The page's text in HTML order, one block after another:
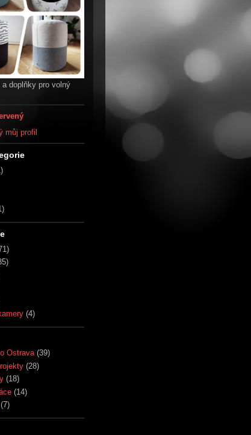
doplňky pro volný
můj profil
(4)
Ostrava (39)
(28)
(18)
(14)
(7)